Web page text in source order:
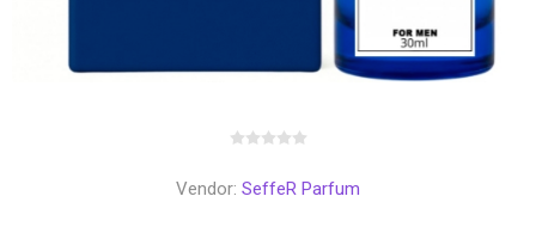
Vendor: SeffeR Parfum